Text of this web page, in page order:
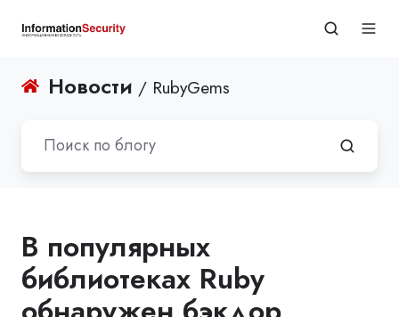
Новости / RubyGems
В популярных
библиотеках Ruby